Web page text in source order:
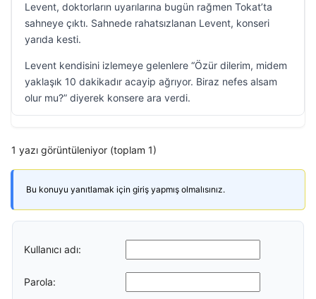
Levent, doktorların uyarılarına bugün rağmen Tokat’ta
sahneye çıktı. Sahnede rahatsızlanan Levent, konseri
yarıda kesti.
Levent kendisini izlemeye gelenlere “Özür dilerim, midem
yaklaşık 10 dakikadır acayip ağrıyor. Biraz nefes alsam
olur mu?” diyerek konsere ara verdi.
1 yazı görüntüleniyor (toplam 1)
Bu konuyu yanıtlamak için giriş yapmış olmalısınız.
Kullanıcı adı:
Parola: